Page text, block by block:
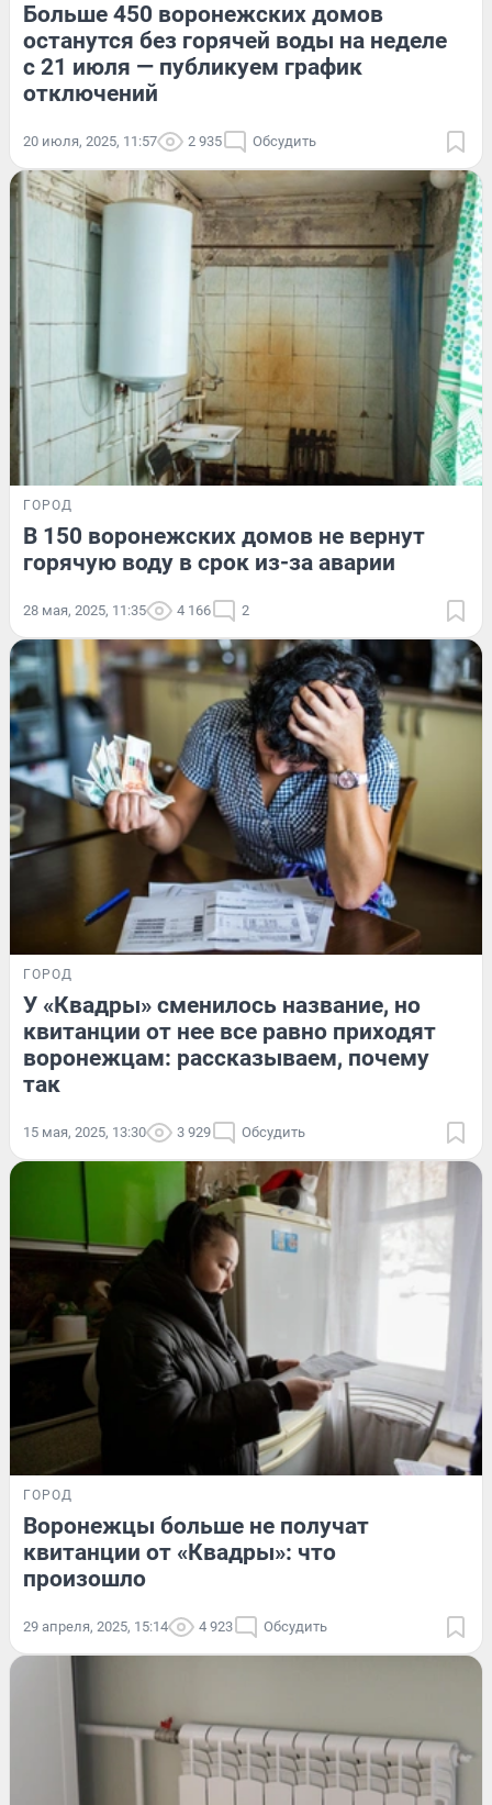
Больше 450 воронежских домов
останутся без горячей воды на неделе
с 21 июля — публикуем график
отключений
20 июля, 2025, 11:57 2 935 Обсудить
ГОРОД
В 150 воронежских домов не вернут
горячую воду в срок из-за аварии
28 мая, 2025, 11:35 4 166 2
ГОРОД
У «Квадры» сменилось название, но
квитанции от нее все равно приходят
воронежцам: рассказываем, почему
так
15 мая, 2025, 13:30 3 929 Обсудить
ГОРОД
Воронежцы больше не получат
квитанции от «Квадры»: что
произошло
29 апреля, 2025, 15:14 4 923 Обсудить